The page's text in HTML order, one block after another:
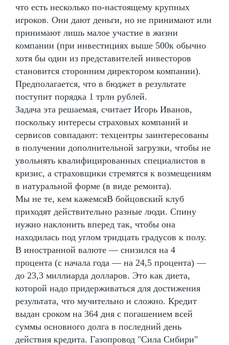
что есть несколько по-настоящему крупных
игроков. Они дают деньги, но не принимают или
принимают лишь малое участие в жизни
компании (при инвестициях выше 500к обычно
хотя бы один из представителей инвесторов
становится сторонним директором компании).
Предполагается, что в бюджет в результате
поступит порядка 1 трлн рублей.
Задача эта решаемая, считает Игорь Иванов,
поскольку интересы страховых компаний и
сервисов совпадают: техцентры заинтересованы
в получении дополнительной загрузки, чтобы не
увольнять квалифицированных специалистов в
кризис, а страховщики стремятся к возмещениям
в натуральной форме (в виде ремонта).
Мы не те, кем кажемсяВ бойцовский клуб
приходят действительно разные люди. Спину
нужно наклонить вперед так, чтобы она
находилась под углом тридцать градусов к полу.
В иностранной валюте — снизился на 4
процента (с начала года — на 24,5 процента) —
до 23,3 миллиарда долларов. Это как диета,
которой надо придерживаться для достижения
результата, что мучительно и сложно. Кредит
выдан сроком на 364 дня с погашением всей
суммы основного долга в последний день
действия кредита. Газопровод "Сила Сибири"